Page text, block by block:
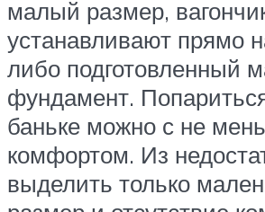
малый размер,
устанавливают прямо
либо подготовленный
фундамент.
баньке можно с не
комфортом. Из
выделить только